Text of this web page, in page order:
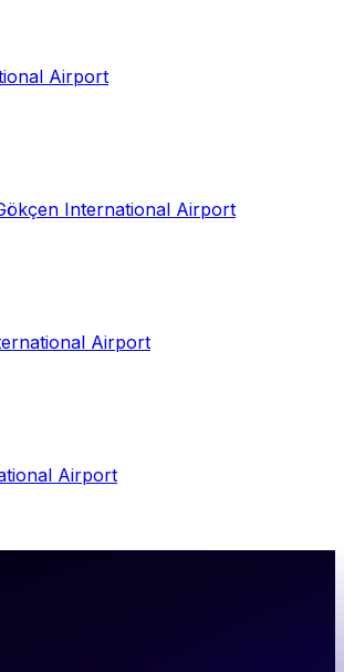
Airport
International Airport
Airport
Airport